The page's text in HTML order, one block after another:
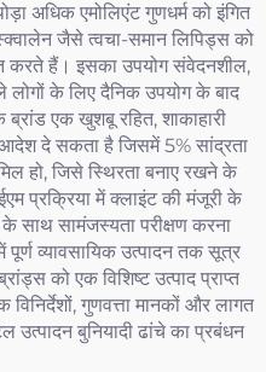
अधिक एमोलिएंट गुणधर्म को इंगित
जैसे त्वचा-समान लिपिड्स को
करते हैं। इसका उपयोग संवेदनशील,
लोगों के लिए दैनिक उपयोग के बाद
एक खुशबू रहित, शाकाहारी
दे सकता है जिसमें 5% सांद्रता
हो, जिसे स्थिरता बनाए रखने के
प्रक्रिया में क्लाइंट की मंजूरी के
के साथ सामंजस्यता परीक्षण करना
पूर्ण व्यावसायिक उत्पादन तक सूत्र
को एक विशिष्ट उत्पाद प्राप्त
गुणवत्ता मानकों और लागत
बुनियादी ढांचे का प्रबंधन